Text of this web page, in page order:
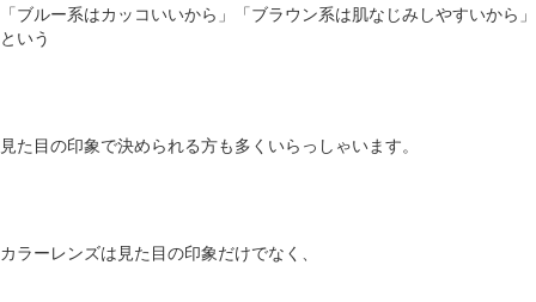
「ブルー系はカッコいいから」「ブラウン系は肌なじみしやすいから」
という
見た目の印象で決められる方も多くいらっしゃいます。
カラーレンズは見た目の印象だけでなく、